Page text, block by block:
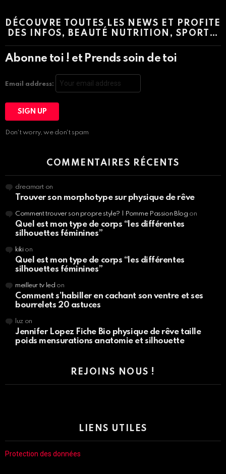
DÉCOUVRE TOUTES LES NEWS ET PROFITE
DES INFOS, BEAUTÉ NUTRITION, SPORT…
Abonne toi ! et Prends soin de toi
Email address:
Don't worry, we don't spam
COMMENTAIRES RÉCENTS
dreamart on
Trouver son morphotype sur physique de rêve
Comment trouver son propre style? | Pomme Passion Blog on
Quel est mon type de corps “les différentes
silhouettes féminines”
kikion
Quel est mon type de corps “les différentes
silhouettes féminines”
meilleur tv led on
Comment s’habiller en cachant son ventre et ses
bourrelets 20 astuces
luzon
Jennifer Lopez Fiche Bio physique de rêve taille
poids mensurations anatomie et silhouette
REJOINS NOUS !
LIENS UTILES
Protection des données